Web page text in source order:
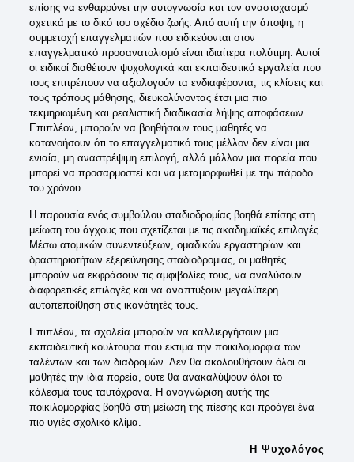
επίσης να ενθαρρύνει την αυτογνωσία και τον αναστοχασμό
σχετικά με το δικό του σχέδιο ζωής. Από αυτή την άποψη, η
συμμετοχή επαγγελματιών που ειδικεύονται στον
επαγγελματικό προσανατολισμό είναι ιδιαίτερα πολύτιμη. Αυτοί
οι ειδικοί διαθέτουν ψυχολογικά και εκπαιδευτικά εργαλεία που
τους επιτρέπουν να αξιολογούν τα ενδιαφέροντα, τις κλίσεις και
τους τρόπους μάθησης, διευκολύνοντας έτσι μια πιο
τεκμηριωμένη και ρεαλιστική διαδικασία λήψης αποφάσεων.
Επιπλέον, μπορούν να βοηθήσουν τους μαθητές να
κατανοήσουν ότι το επαγγελματικό τους μέλλον δεν είναι μια
ενιαία, μη αναστρέψιμη επιλογή, αλλά μάλλον μια πορεία που
μπορεί να προσαρμοστεί και να μεταμορφωθεί με την πάροδο
του χρόνου.
Η παρουσία ενός συμβούλου σταδιοδρομίας βοηθά επίσης στη
μείωση του άγχους που σχετίζεται με τις ακαδημαϊκές επιλογές.
Μέσω ατομικών συνεντεύξεων, ομαδικών εργαστηρίων και
δραστηριοτήτων εξερεύνησης σταδιοδρομίας, οι μαθητές
μπορούν να εκφράσουν τις αμφιβολίες τους, να αναλύσουν
διαφορετικές επιλογές και να αναπτύξουν μεγαλύτερη
αυτοπεποίθηση στις ικανότητές τους.
Επιπλέον, τα σχολεία μπορούν να καλλιεργήσουν μια
εκπαιδευτική κουλτούρα που εκτιμά την ποικιλομορφία των
ταλέντων και των διαδρομών. Δεν θα ακολουθήσουν όλοι οι
μαθητές την ίδια πορεία, ούτε θα ανακαλύψουν όλοι το
κάλεσμά τους ταυτόχρονα. Η αναγνώριση αυτής της
ποικιλομορφίας βοηθά στη μείωση της πίεσης και προάγει ένα
πιο υγιές σχολικό κλίμα.
Η Ψυχολόγος